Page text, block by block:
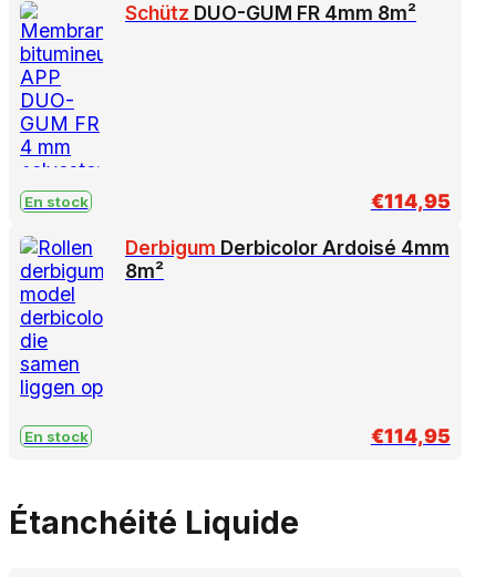
Schütz DUO-GUM FR 4mm 8m²
En stock €114,95
Derbigum Derbicolor Ardoisé 4mm
8m²
En stock €114,95
Étanchéité Liquide